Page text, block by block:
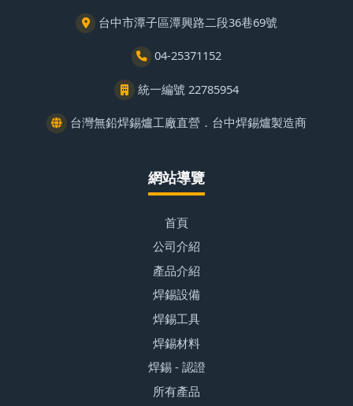
台中市潭子區潭興路二段36巷69號
04-25371152
統一編號 22785954
台灣無鉛焊錫爐工廠直營．台中焊錫爐製造商
網站導覽
首頁
公司介紹
產品介紹
焊錫設備
焊錫工具
焊錫材料
焊錫 - 認證
所有產品